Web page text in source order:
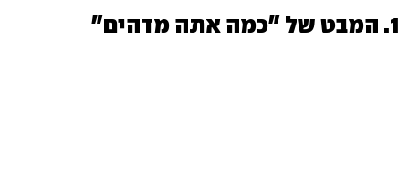
1. המבט של "כמה אתה מדהים"